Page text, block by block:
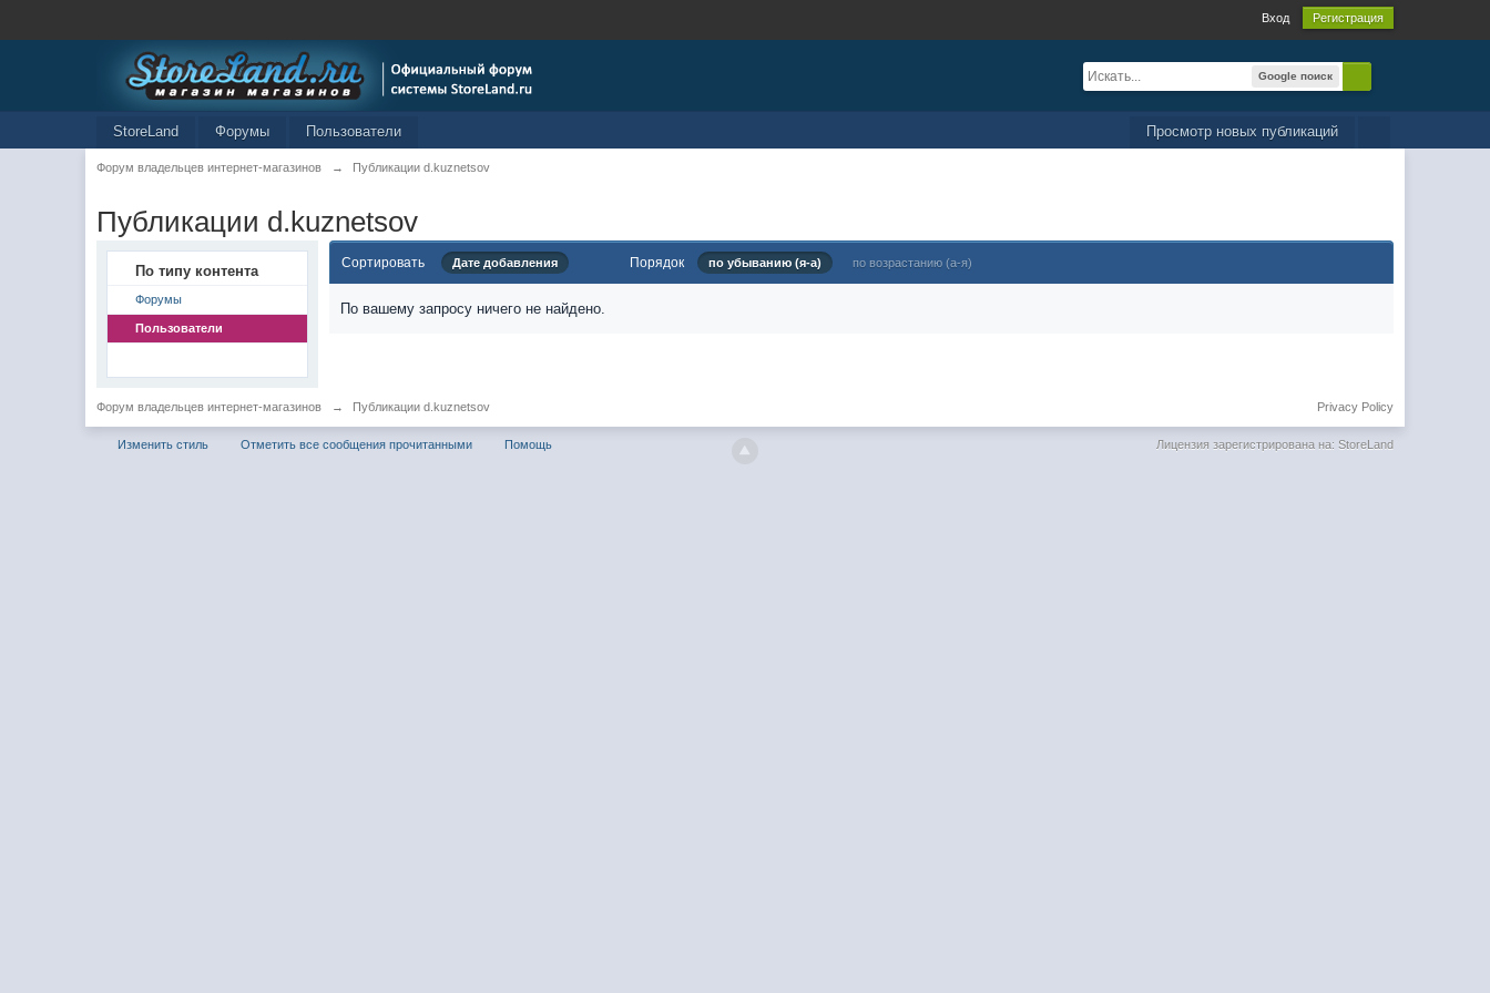
Вход Регистрация
Google поиск
Просмотр новых публикаций
StoreLand Форумы Пользователи
Форум владельцев интернет-магазинов → Публикации d.kuznetsov
Публикации d.kuznetsov
По типу контента
Форумы
Пользователи
Сортировать Дате добавления Порядок по убыванию (я-а) по возрастанию (а-я)
По вашему запросу ничего не найдено.
Форум владельцев интернет-магазинов → Публикации d.kuznetsov Privacy Policy
Изменить стиль Отметить все сообщения прочитанными Помощь Лицензия зарегистрирована на: StoreLand